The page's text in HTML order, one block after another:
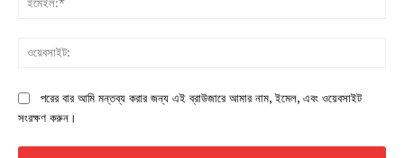
পরের বার আমি মন্তব্য করার জন্য এই ব্রাউজারে আমার নাম, ইমেল, এবং ওয়েবসাইট
সংরক্ষণ করুন।